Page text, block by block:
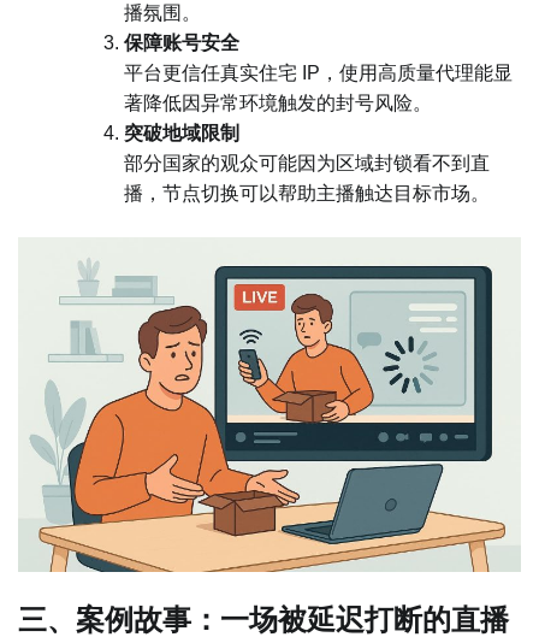
播氛围。
保障账号安全
平台更信任真实住宅 IP，使用高质量代理能显
著降低因异常环境触发的封号风险。
突破地域限制
部分国家的观众可能因为区域封锁看不到直
播，节点切换可以帮助主播触达目标市场。
三、案例故事：一场被延迟打断的直播